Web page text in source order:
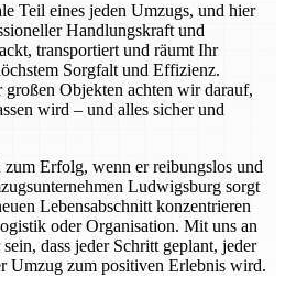
Teil eines jeden Umzugs, und hier
Handlungskraft und
transportiert und räumt Ihr
Sorgfalt und Effizienz.
großen Objekten achten wir darauf,
wird – und alles sicher und
Erfolg, wenn er reibungslos und
Ludwigsburg sorgt
Lebensabschnitt konzentrieren
oder Organisation. Mit uns an
dass jeder Schritt geplant, jeder
Umzug zum positiven Erlebnis wird.